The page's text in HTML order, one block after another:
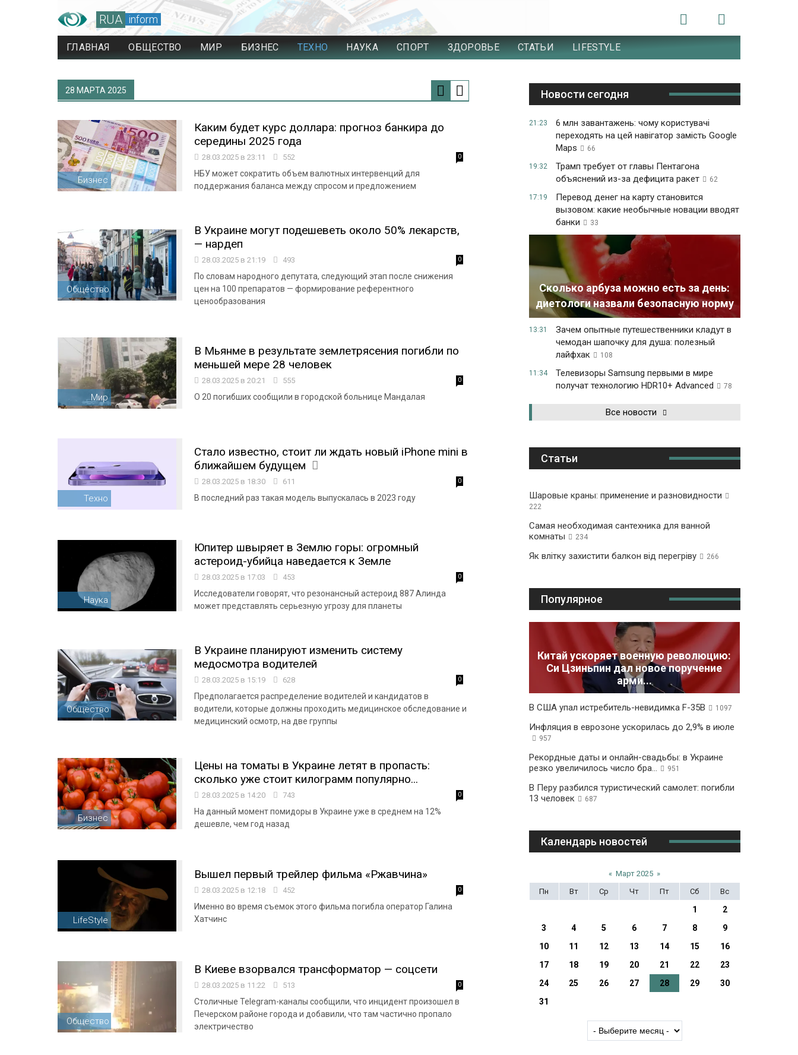
RUA inform
ГЛАВНАЯ ОБЩЕСТВО МИР БИЗНЕС ТЕХНО НАУКА СПОРТ ЗДОРОВЬЕ СТАТЬИ LIFESTYLE
28 МАРТА 2025
Бизнес
Каким будет курс доллара: прогноз банкира до
середины 2025 года
28.03.2025 в 23:11 552 0
НБУ может сократить объем валютных интервенций для
поддержания баланса между спросом и предложением
Общество
В Украине могут подешеветь около 50% лекарств,
— нардеп
28.03.2025 в 21:19 493 0
По словам народного депутата, следующий этап после снижения
цен на 100 препаратов — формирование референтного
ценообразования
Мир
В Мьянме в результате землетрясения погибли по
меньшей мере 28 человек
28.03.2025 в 20:21 555 0
О 20 погибших сообщили в городской больнице Мандалая
Техно
Стало известно, стоит ли ждать новый iPhone mini в
ближайшем будущем
28.03.2025 в 18:30 611 0
В последний раз такая модель выпускалась в 2023 году
Наука
Юпитер швыряет в Землю горы: огромный
астероид-убийца наведается к Земле
28.03.2025 в 17:03 453 0
Исследователи говорят, что резонансный астероид 887 Алинда
может представлять серьезную угрозу для планеты
Общество
В Украине планируют изменить систему
медосмотра водителей
28.03.2025 в 15:19 628 0
Предполагается распределение водителей и кандидатов в
водители, которые должны проходить медицинское обследование и
медицинский осмотр, на две группы
Бизнес
Цены на томаты в Украине летят в пропасть:
сколько уже стоит килограмм популярно...
28.03.2025 в 14:20 743 0
На данный момент помидоры в Украине уже в среднем на 12%
дешевле, чем год назад
LifeStyle
Вышел первый трейлер фильма «Ржавчина»
28.03.2025 в 12:18 452 0
Именно во время съемок этого фильма погибла оператор Галина
Хатчинс
Общество
В Киеве взорвался трансформатор — соцсети
28.03.2025 в 11:22 513 0
Столичные Telegram-каналы сообщили, что инцидент произошел в
Печерском районе города и добавили, что там частично пропало
электричество
Новости сегодня
21:23
6 млн завантажень: чому користувачі
переходять на цей навігатор замість Google
Maps
66
19:32
Трамп требует от главы Пентагона
объяснений из-за дефицита ракет
62
17:19
Перевод денег на карту становится
вызовом: какие необычные новации вводят
банки
33
Сколько арбуза можно есть за день:
диетологи назвали безопасную норму
13:31
Зачем опытные путешественники кладут в
чемодан шапочку для душа: полезный
лайфхак
108
11:34
Телевизоры Samsung первыми в мире
получат технологию HDR10+ Advanced
78
Все новости
Статьи
Шаровые краны: применение и разновидности
222
Самая необходимая сантехника для ванной
комнаты
234
Як влітку захистити балкон від перегріву 266
Популярное
Китай ускоряет военную революцию:
Си Цзиньпин дал новое поручение
арми...
В США упал истребитель-невидимка F-35B 1097
Инфляция в еврозоне ускорилась до 2,9% в июле
957
Рекордные даты и онлайн-свадьбы: в Украине
резко увеличилось число бра...
951
В Перу разбился туристический самолет: погибли
13 человек
687
Календарь новостей
« Март 2025 »
Пн
Вт Ср Чт Пт Сб Вс
1
2
3
4 5 6 7 8
9
10
11 12 13 14 15
16
17
18 19 20 21 22
23
24
25 26 27 28 29
30
31